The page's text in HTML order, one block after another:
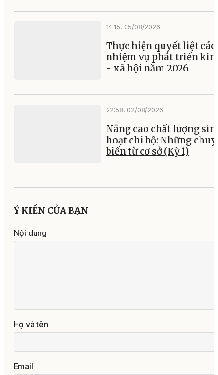
14:15, 05/08/2026
Thực hiện quyết liệt các
nhiệm vụ phát triển
- xã hội năm 2026
22:58, 02/08/2026
Nâng cao chất lượng
hoạt chi bộ: Những
biến từ cơ sở (Kỳ 1)
Ý KIẾN CỦA BẠN
Nội dung
Họ và tên
Email